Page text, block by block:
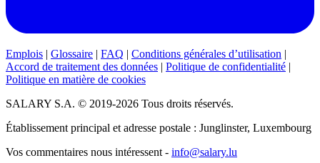
Emplois | Glossaire | FAQ | Conditions générales d’utilisation |
Accord de traitement des données | Politique de confidentialité |
Politique en matière de cookies
SALARY S.A. © 2019-2026 Tous droits réservés.
Établissement principal et adresse postale : Junglinster, Luxembourg
Vos commentaires nous intéressent - info@salary.lu